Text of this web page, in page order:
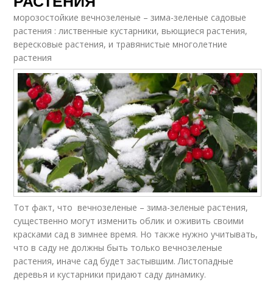
морозостойкие вечнозеленые – зима-зеленые садовые
растения : лиственные кустарники, вьющиеся растения,
вересковые растения, и травянистые многолетние
растения
Тот факт, что вечнозеленые – зима-зеленые растения,
существенно могут изменить облик и оживить своими
красками сад в зимнее время. Но также нужно учитывать,
что в саду не должны быть только вечнозеленые
растения, иначе сад будет застывшим. Листопадные
деревья и кустарники придают саду динамику.